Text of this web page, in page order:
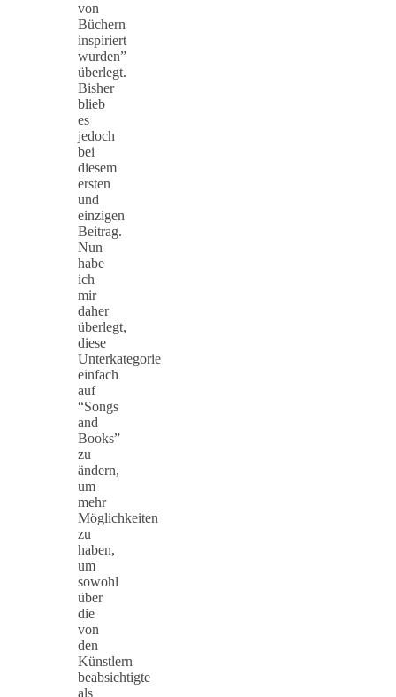
von
Büchern
inspiriert
wurden”
überlegt.
Bisher
blieb
es
jedoch
bei
diesem
ersten
und
einzigen
Beitrag.
Nun
habe
ich
mir
daher
überlegt,
diese
Unterkategorie
einfach
auf
“Songs
and
Books”
zu
ändern,
um
mehr
Möglichkeiten
zu
haben,
um
sowohl
über
die
von
den
Künstlern
beabsichtigte
als